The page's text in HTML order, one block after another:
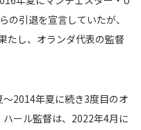
の引退を宣言していたが、
たし、オランダ代表の監督
2014年夏に続き3度目のオ
ール監督は、2022年4月に